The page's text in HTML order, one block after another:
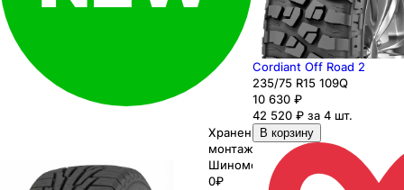
Хранение до
монтажа 0₽
Шиномонтаж
0₽
Cordiant Off Road 2
235/75 R15 109Q
10 630 ₽
42 520 ₽ за 4 шт.
В корзину